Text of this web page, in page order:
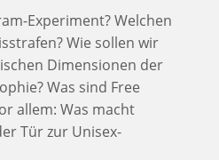
Experiment? Welchen
Wie sollen wir
Dimensionen der
Was sind Free
allem: Was macht
Tür zur Unisex-